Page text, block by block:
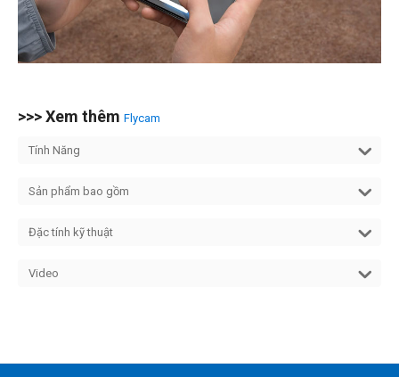
>>> Xem thêm Flycam
Tính Năng
Sản phẩm bao gồm
Đặc tính kỹ thuật
Video